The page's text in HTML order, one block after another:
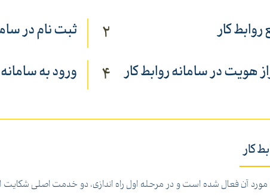
کار 2 ثبت نام در
هویت در سامانه روابط کار 4 ورود به
کار
این سامانه 49 زیر مجموعه دارد که تاکنون 19 مورد آن فعال شده است و در مرحله اول راه اندازی، دو